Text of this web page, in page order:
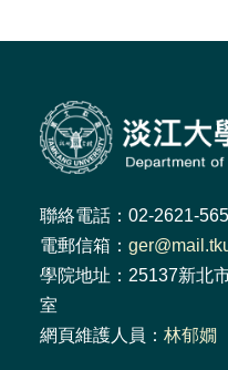
聯絡電話：02-2621-
電郵信箱：
學院地址：25137新北
室
網頁維護人員： 林郁嫺